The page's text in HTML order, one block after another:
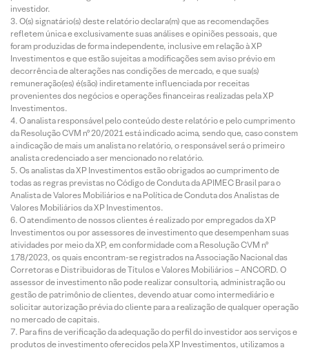
investidor.
O(s) signatário(s) deste relatório declara(m) que as recomendações
refletem única e exclusivamente suas análises e opiniões pessoais, que
foram produzidas de forma independente, inclusive em relação à XP
Investimentos e que estão sujeitas a modificações sem aviso prévio em
decorrência de alterações nas condições de mercado, e que sua(s)
remuneração(es) é(são) indiretamente influenciada por receitas
provenientes dos negócios e operações financeiras realizadas pela XP
Investimentos.
O analista responsável pelo conteúdo deste relatório e pelo cumprimento
da Resolução CVM nº 20/2021 está indicado acima, sendo que, caso constem
a indicação de mais um analista no relatório, o responsável será o primeiro
analista credenciado a ser mencionado no relatório.
Os analistas da XP Investimentos estão obrigados ao cumprimento de
todas as regras previstas no Código de Conduta da APIMEC Brasil para o
Analista de Valores Mobiliários e na Política de Conduta dos Analistas de
Valores Mobiliários da XP Investimentos.
O atendimento de nossos clientes é realizado por empregados da XP
Investimentos ou por assessores de investimento que desempenham suas
atividades por meio da XP, em conformidade com a Resolução CVM nº
178/2023, os quais encontram-se registrados na Associação Nacional das
Corretoras e Distribuidoras de Títulos e Valores Mobiliários – ANCORD. O
assessor de investimento não pode realizar consultoria, administração ou
gestão de patrimônio de clientes, devendo atuar como intermediário e
solicitar autorização prévia do cliente para a realização de qualquer operação
no mercado de capitais.
Para fins de verificação da adequação do perfil do investidor aos serviços e
produtos de investimento oferecidos pela XP Investimentos, utilizamos a